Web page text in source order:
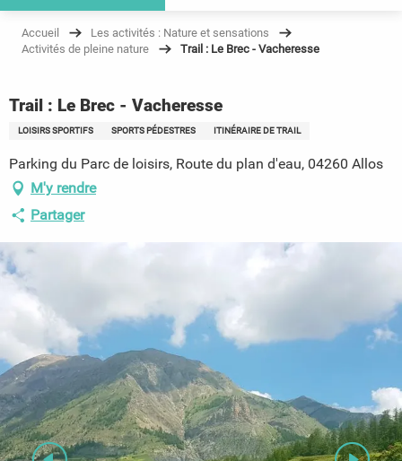
Accueil
Les activités : Nature et sensations
Activités de pleine nature
Trail : Le Brec - Vacheresse
Trail : Le Brec - Vacheresse
LOISIRS SPORTIFS SPORTS PÉDESTRES ITINÉRAIRE DE TRAIL
Parking du Parc de loisirs, Route du plan d'eau, 04260 Allos
M'y rendre
Partager